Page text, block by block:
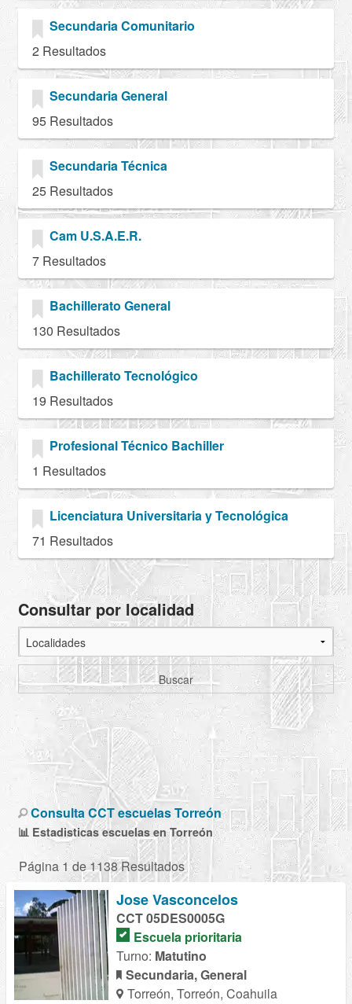
Secundaria Comunitario
2 Resultados
Secundaria General
95 Resultados
Secundaria Técnica
25 Resultados
Cam U.S.A.E.R.
7 Resultados
Bachillerato General
130 Resultados
Bachillerato Tecnológico
19 Resultados
Profesional Técnico Bachiller
1 Resultados
Licenciatura Universitaria y Tecnológica
71 Resultados
Consultar por localidad
Buscar
Consulta CCT escuelas Torreón
📊 Estadisticas escuelas en Torreón
Página 1 de 1138 Resultados
Jose Vasconcelos
CCT 05DES0005G
Escuela prioritaria
Turno: Matutino
Secundaria, General
Torreón, Torreón, Coahuila